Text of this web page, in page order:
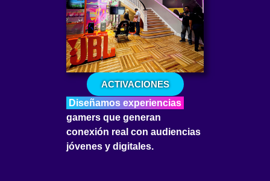
ACTIVACIONES
Diseñamos experiencias
gamers que generan
conexión real con audiencias
jóvenes y digitales.